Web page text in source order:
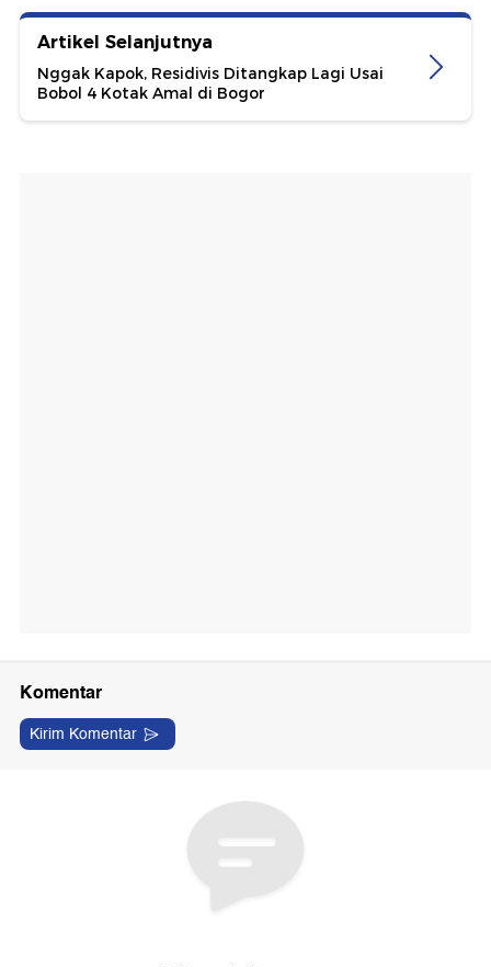
Artikel Selanjutnya
Nggak Kapok, Residivis Ditangkap Lagi Usai
Bobol 4 Kotak Amal di Bogor